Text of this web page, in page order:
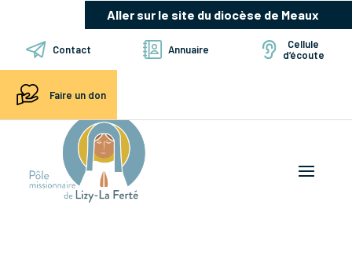
Aller sur le site du diocèse de Meaux
Contact Annuaire
Cellule
d’écoute
Faire un don